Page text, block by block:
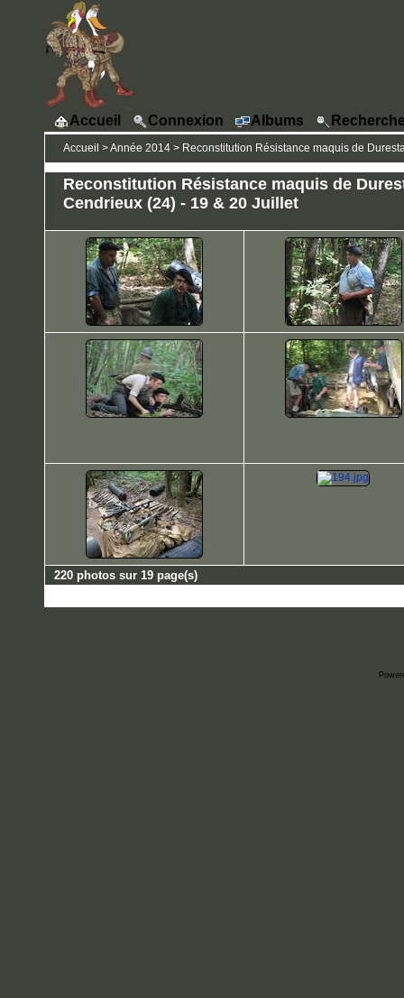
Accueil Connexion Albums
Accueil >Année 2014 > Reconstitution Résistance maquis de
Reconstitution Résistance maquis de
Cendrieux (24) - 19 & 20 Juillet
220 photos sur 19 page(s)